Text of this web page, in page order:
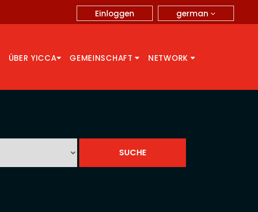
german
Einloggen
ÜBER YICCA GEMEINSCHAFT NETWORK